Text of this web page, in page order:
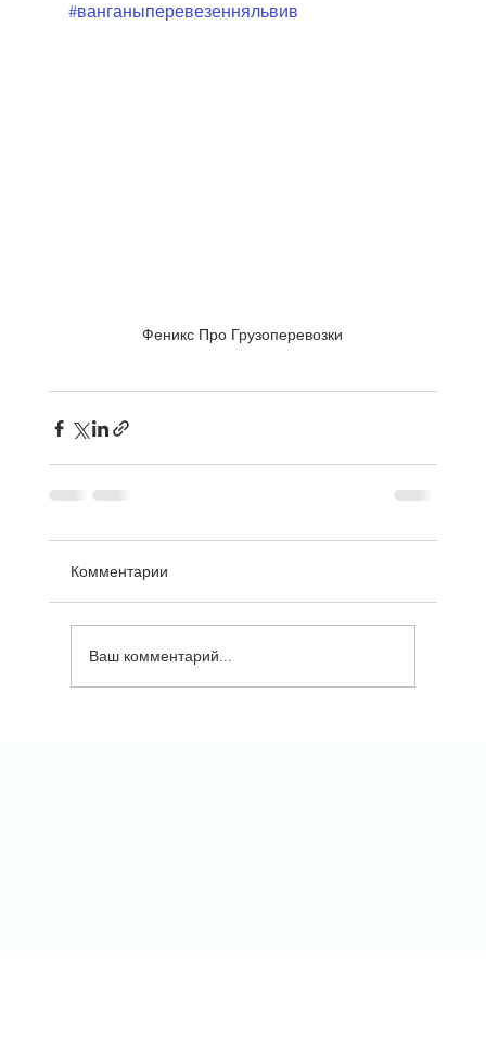
#ванганыперевезенняльвив
Феникс Про Грузоперевозки
Комментарии
Ваш комментарий...